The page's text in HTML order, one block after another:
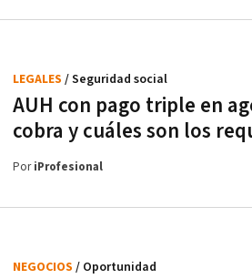
AUH con pago triple en
cobra y cuáles son los
LEGALES / Seguridad social
PoriProfesional
NEGOCIOS / Oportunidad